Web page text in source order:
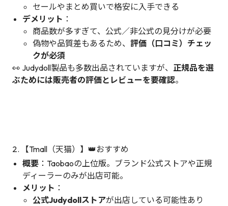
セールやまとめ買いで格安に入手できる
デメリット ：
商品数が多すぎて、公式／非公式の見分けが必要
偽物や品質差もあるため、 評価（口コミ）チェッ
クが必須
👀 Judydoll製品も多数出品されていますが、 正規品を選
ぶためには販売者の評価とレビューを要確認。
2. 【Tmall（天猫）】👑おすすめ
概要 ：Taobaoの上位版。ブランド公式ストアや正規
ディーラーのみが出店可能。
メリット ：
公式Judydollストアが出店している可能性あり